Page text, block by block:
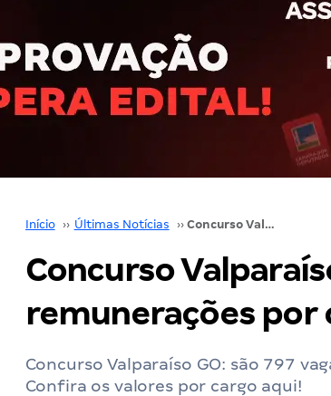
Início ›› Últimas Notícias ›› Concurso Valparaíso GO: veja as remunerações por cargo!
Concurso
remunerações por
Concurso Valparaíso GO: são 797
Confira os valores por cargo aqui!